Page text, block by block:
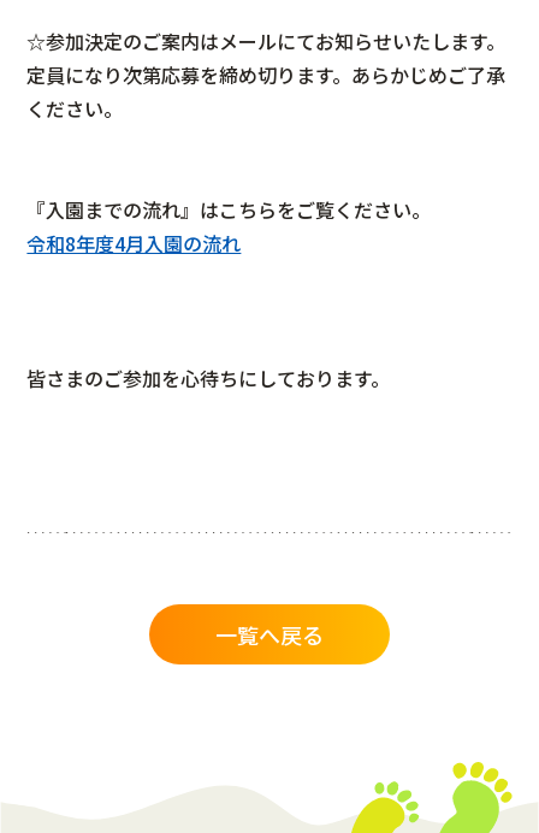
☆参加決定のご案内はメールにてお知らせいたします。
定員になり次第応募を締め切ります。あらかじめご了承
ください。
『入園までの流れ』はこちらをご覧ください。
令和8年度4月入園の流れ
皆さまのご参加を心待ちにしております。
一覧へ戻る